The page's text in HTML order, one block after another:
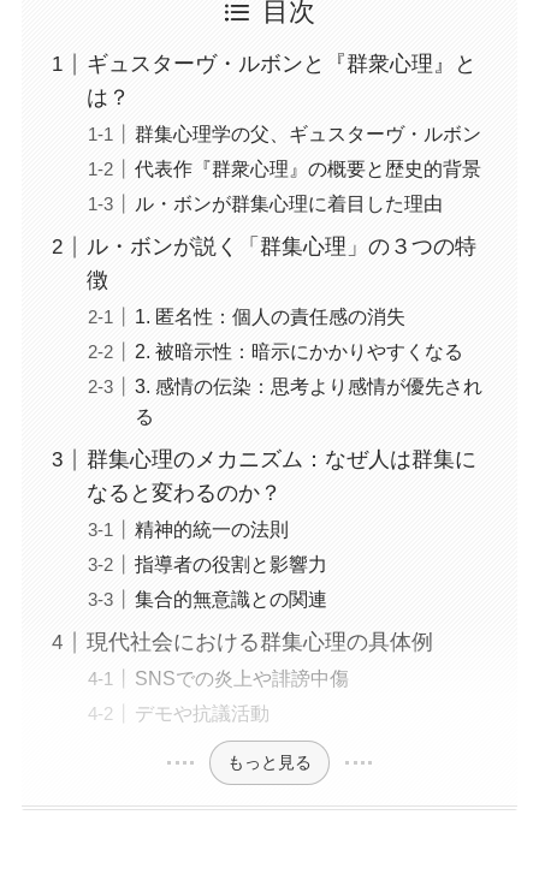
目次
ギュスターヴ・ルボンと『群衆心理』と
は？
群集心理学の父、ギュスターヴ・ルボン
代表作『群衆心理』の概要と歴史的背景
ル・ボンが群集心理に着目した理由
ル・ボンが説く「群集心理」の３つの特
徴
1. 匿名性：個人の責任感の消失
2. 被暗示性：暗示にかかりやすくなる
3. 感情の伝染：思考より感情が優先され
る
群集心理のメカニズム：なぜ人は群集に
なると変わるのか？
精神的統一の法則
指導者の役割と影響力
集合的無意識との関連
現代社会における群集心理の具体例
SNSでの炎上や誹謗中傷
デモや抗議活動
もっと見る